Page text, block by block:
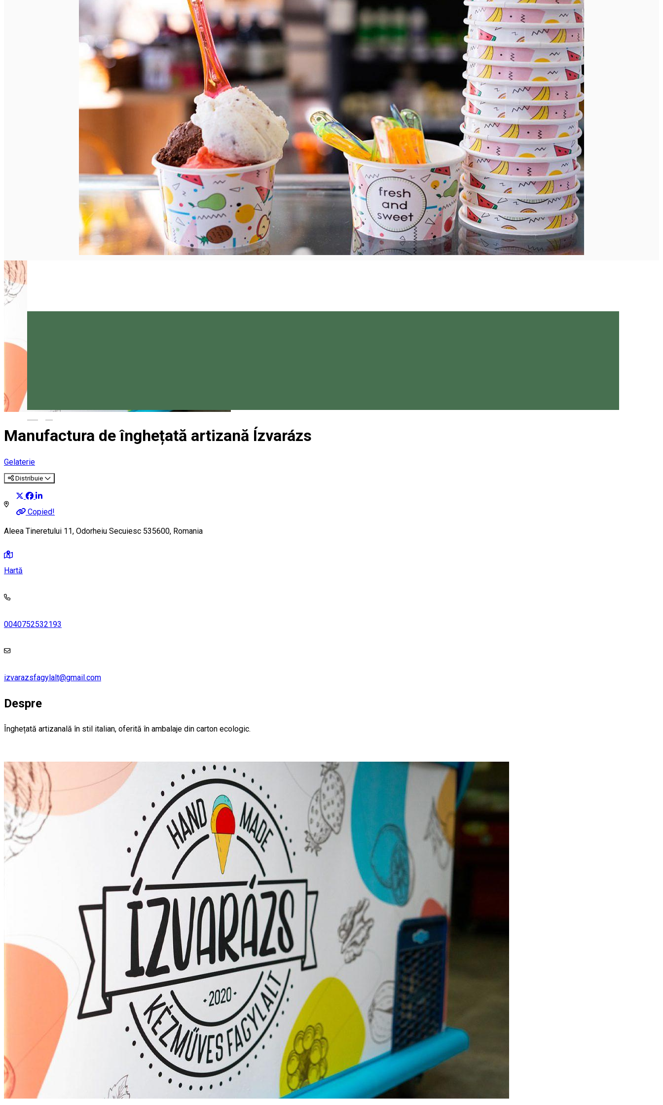
Manufactura de înghețată artizană Ízvarázs
Gelaterie
Distribuie
Copied!
Aleea Tineretului 11, Odorheiu Secuiesc 535600, Romania
Hartă
0040752532193
izvarazsfagylalt@gmail.com
Despre
Înghețată artizanală în stil italian, oferită în ambalaje din carton ecologic.